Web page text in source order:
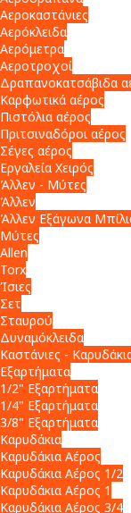
Αεροκαστάνιες
Αερόκλειδα
Αερόμετρα
Αεροτροχοί
Δραπανοκατσάβιδα
Καρφωτικά αέρος
Πιστόλια αέρος
Πριτσιναδόροι αέρος
Σέγες αέρος
Εργαλεία Χειρός
Άλλεν - Μύτες
Άλλεν
Άλλεν Εξάγωνα
Μύτες
Allen
Torx
Ίσιες
Σετ
Σταυρού
Δυναμόκλειδα
Καστάνιες -
Εξαρτήματα
1/2" Εξαρτήματα
1/4" Εξαρτήματα
3/8" Εξαρτήματα
Καρυδάκια
Καρυδάκια Αέρος
Καρυδάκια Αέρος 1/2
Καρυδάκια Αέρος 1
Καρυδάκια Αέρος 3/4